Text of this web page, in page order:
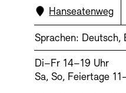
Standort:
Hanseatenweg
Sprachen: Deutsch,
Di–Fr 14–19 Uhr
Sa, So, Feiertage